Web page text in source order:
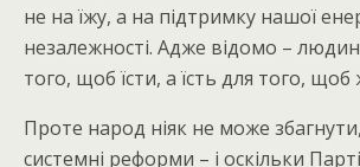
не на їжу, а на підтримку нашої
незалежності. Адже відомо –
того, щоб їсти, а їсть для того, щоб
Проте народ ніяк не може
системні реформи – і оскільки